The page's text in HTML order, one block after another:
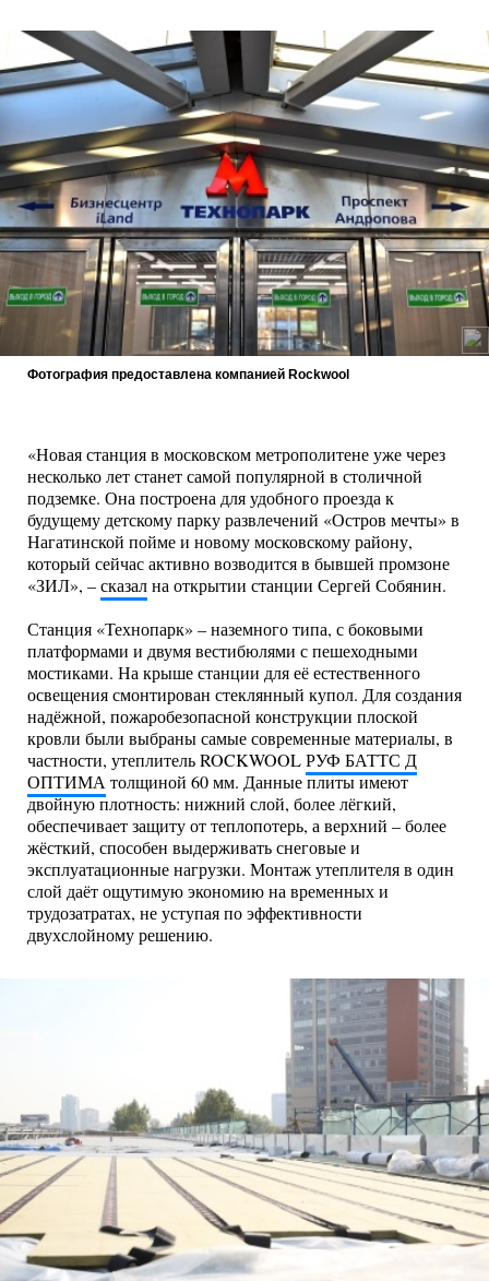
Фотография предоставлена компанией Rockwool
«Новая станция в московском метрополитене уже через
несколько лет станет самой популярной в столичной
подземке. Она построена для удобного проезда к
будущему детскому парку развлечений «Остров мечты» в
Нагатинской пойме и новому московскому району,
который сейчас активно возводится в бывшей промзоне
«ЗИЛ», –сказална открытии станции Сергей Собянин.
Станция «Технопарк» – наземного типа, с боковыми
платформами и двумя вестибюлями с пешеходными
мостиками. На крыше станции для её естественного
освещения смонтирован стеклянный купол. Для создания
надёжной, пожаробезопасной конструкции плоской
кровли были выбраны самые современные материалы, в
частности, утеплитель ROCKWOOLРУФ БАТТС Д
ОПТИМАтолщиной 60 мм. Данные плиты имеют
двойную плотность: нижний слой, более лёгкий,
обеспечивает защиту от теплопотерь, а верхний – более
жёсткий, способен выдерживать снеговые и
эксплуатационные нагрузки. Монтаж утеплителя в один
слой даёт ощутимую экономию на временных и
трудозатратах, не уступая по эффективности
двухслойному решению.